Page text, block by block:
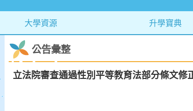
大學資源 升學寶典
公告彙整
立法院審查通過性別平等教育法部分條文修